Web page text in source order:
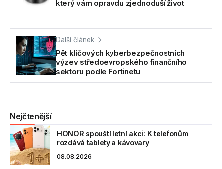
který vám opravdu zjednoduší život
Další článek
Pět klíčových kyberbezpečnostních
výzev středoevropského finančního
sektoru podle Fortinetu
Nejčtenější
HONOR spouští letní akci: K telefonům
rozdává tablety a kávovary
08.08.2026